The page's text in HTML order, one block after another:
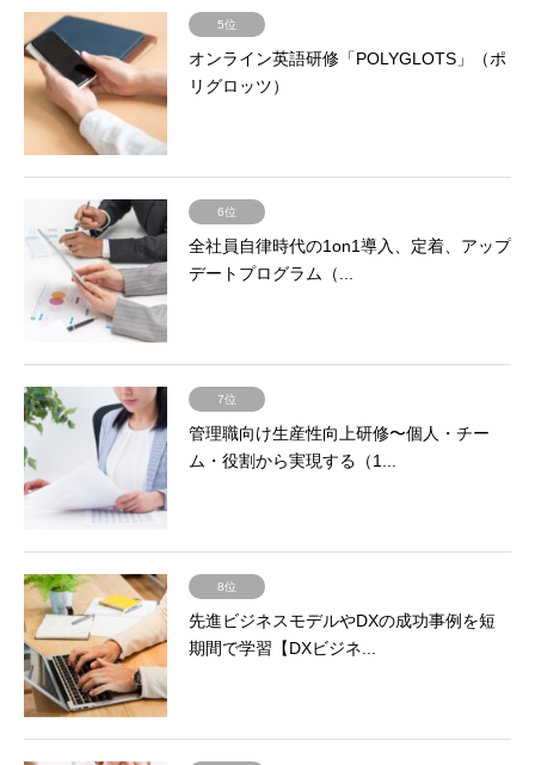
5位
オンライン英語研修「POLYGLOTS」（ポ
リグロッツ）
6位
全社員自律時代の1on1導入、定着、アップ
デートプログラム（...
7位
管理職向け生産性向上研修〜個人・チー
ム・役割から実現する（1...
8位
先進ビジネスモデルやDXの成功事例を短
期間で学習【DXビジネ...